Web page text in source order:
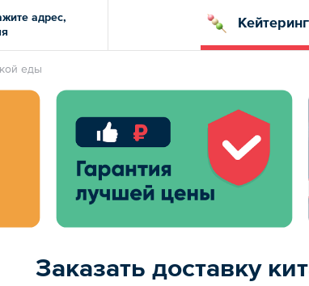
адрес,
Кейтеринг
еды
Заказать доставку